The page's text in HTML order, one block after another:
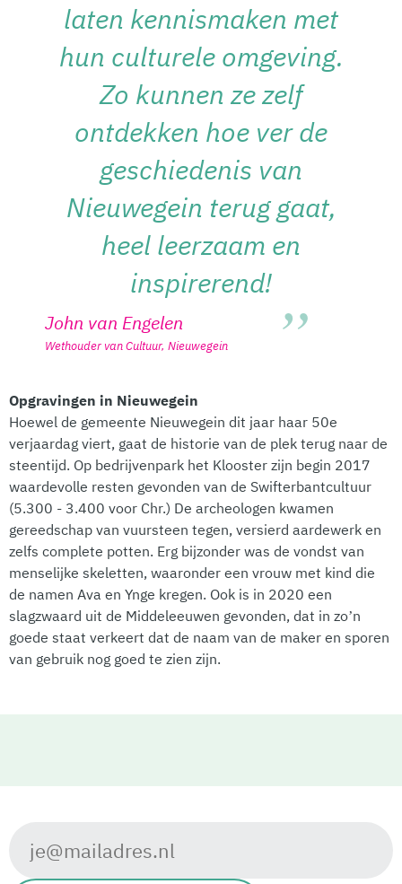
laten kennismaken met
hun culturele omgeving.
Zo kunnen ze zelf
ontdekken hoe ver de
geschiedenis van
Nieuwegein terug gaat,
heel leerzaam en
inspirerend!
John van Engelen
Wethouder van Cultuur, Nieuwegein
Opgravingen in Nieuwegein
Hoewel de gemeente Nieuwegein dit jaar haar 50e
verjaardag viert, gaat de historie van de plek terug naar de
steentijd. Op bedrijvenpark het Klooster zijn begin 2017
waardevolle resten gevonden van de Swifterbantcultuur
(5.300 - 3.400 voor Chr.) De archeologen kwamen
gereedschap van vuursteen tegen, versierd aardewerk en
zelfs complete potten. Erg bijzonder was de vondst van
menselijke skeletten, waaronder een vrouw met kind die
de namen Ava en Ynge kregen. Ook is in 2020 een
slagzwaard uit de Middeleeuwen gevonden, dat in zo’n
goede staat verkeert dat de naam van de maker en sporen
van gebruik nog goed te zien zijn.